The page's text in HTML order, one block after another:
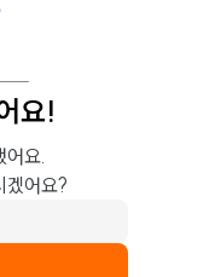
요!
어요.
겠어요?